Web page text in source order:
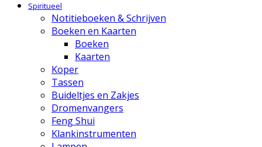
Spiritueel
Notitieboeken & Schrijven
Boeken en Kaarten
Boeken
Kaarten
Koper
Tassen
Buideltjes en Zakjes
Dromenvangers
Feng Shui
Klankinstrumenten